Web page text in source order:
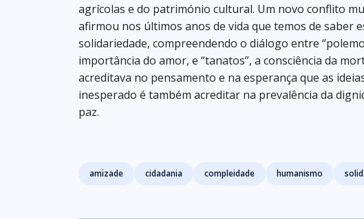
agrícolas e do património cultural. Um novo conflito
afirmou nos últimos anos de vida que temos de saber
solidariedade, compreendendo o diálogo entre
importância do amor, e “tanatos”, a consciência da
acreditava no pensamento e na esperança que as
inesperado é também acreditar na prevalência da
paz.
Tags
amizade cidadania compleidade humanismo